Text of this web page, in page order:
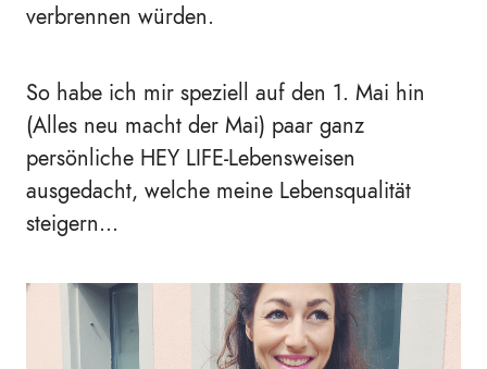
verbrennen würden.
So habe ich mir speziell auf den 1. Mai hin
(Alles neu macht der Mai) paar ganz
persönliche HEY LIFE-Lebensweisen
ausgedacht, welche meine Lebensqualität
steigern...